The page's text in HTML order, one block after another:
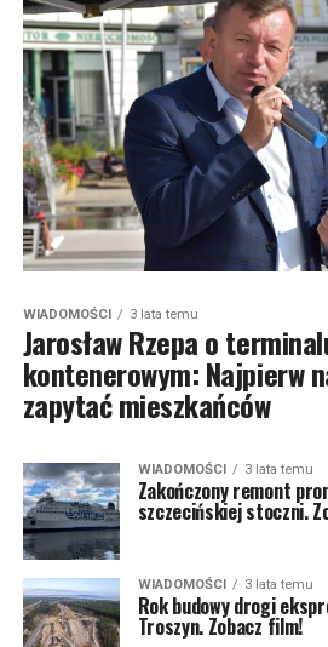
WIADOMOŚCI 3 lata temu
Jarosław Rzepa o
kontenerowym: Najpierw
zapytać mieszkańców
WIADOMOŚCI 3 lata temu
Zakończony remont
szczecińskiej stoczni.
WIADOMOŚCI 3 lata temu
Rok budowy drogi
Troszyn. Zobacz film!